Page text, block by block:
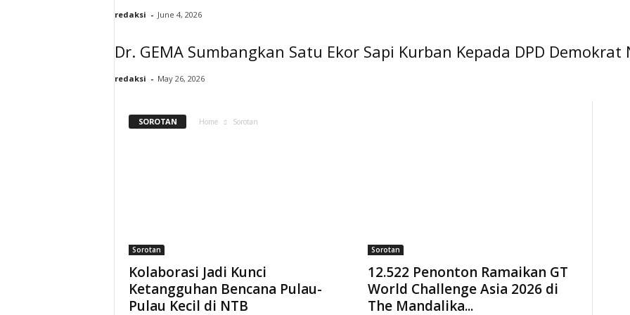
redaksi - June 4, 2026
Dr. GEMA Sumbangkan Satu Ekor Sapi Kurban Kepada DPD Demokrat
redaksi - May 26, 2026
SOROTAN Home Sorotan
Sorotan
Kolaborasi Jadi Kunci
Ketangguhan Bencana Pulau-
Pulau Kecil di NTB
Sorotan
12.522 Penonton Ramaikan GT
World Challenge Asia 2026 di
The Mandalika...